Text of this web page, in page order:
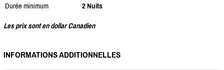
Durée minimum
2 Nuits
Les prix sont en dollar Canadien
INFORMATIONS ADDITIONNELLES